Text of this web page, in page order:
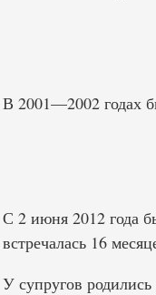
В 2001—2002 годах
С 2 июня 2012 года
встречалась 16
У супругов